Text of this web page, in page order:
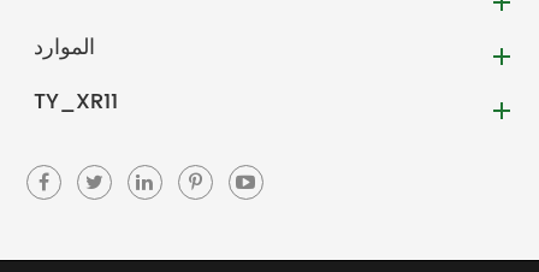
الموارد
TY_XR11